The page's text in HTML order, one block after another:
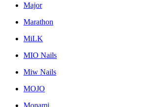
Major
Marathon
MiLK
MIO Nails
Miw Nails
MOJO
Monami